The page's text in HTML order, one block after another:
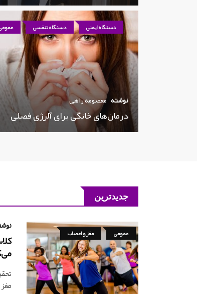
دستگاه ایمنی دستگاه تنفسی
نوشته معصومه راهی
درمان‌های خانگی برای آلرژی فصلی
جدیدترین
عمومی مغز و اعصاب